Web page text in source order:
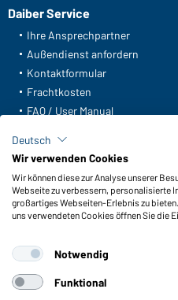
Daiber Service
Ihre Ansprechpartner
Außendienst anfordern
Kontaktformular
Frachtkosten
FAQ / User Manual
Meldeportal nach
Funktionen & Pflege
Produkteigenschaften
Pflegehinweise
Farben
Deutsch
Wir verwenden Cookies
Wir können diese zur Analyse unserer
Webseite zu verbessern, personalisierte
großartiges Webseiten-Erlebnis zu
uns verwendeten Cookies öffnen Sie die
Notwendig
Funktional